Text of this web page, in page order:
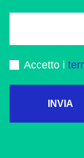
Accetto i
INVIA